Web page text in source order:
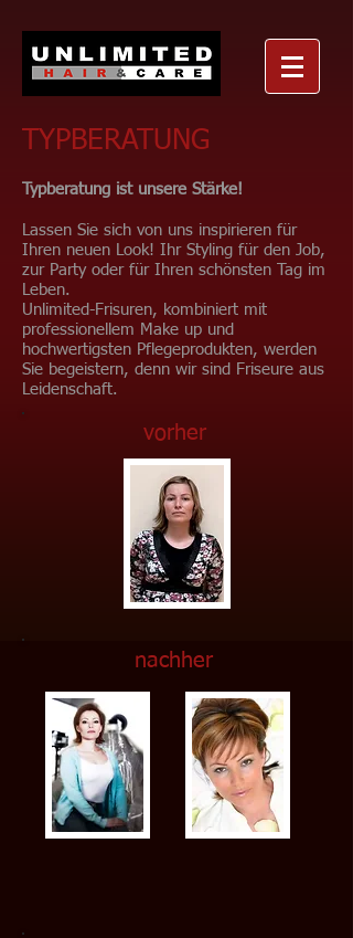
TYPBERATUNG
Typberatung ist unsere Stärke!
Lassen Sie sich von uns inspirieren für
Ihren neuen Look! Ihr Styling für den Job,
zur Party oder für Ihren schönsten Tag im
Leben.
Unlimited-Frisuren, kombiniert mit
professionellem Make up und
hochwertigsten Pflegeprodukten, werden
Sie begeistern, denn wir sind Friseure aus
Leidenschaft.
vorher
nachher